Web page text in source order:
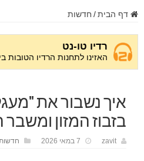
דף הבית / חדשות
איך נשבור את
בזבוז המזון
zavit 7 במאי 2026